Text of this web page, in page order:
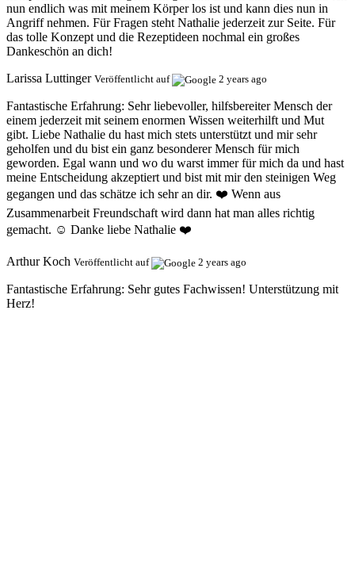
nun endlich was mit meinem Körper los ist und kann dies nun in
Angriff nehmen. Für Fragen steht Nathalie jederzeit zur Seite. Für
das tolle Konzept und die Rezeptideen nochmal ein großes
Dankeschön an dich!
Larissa Luttinger Veröffentlicht auf 2 years ago
Fantastische Erfahrung: Sehr liebevoller, hilfsbereiter Mensch der
einem jederzeit mit seinem enormen Wissen weiterhilft und Mut
gibt. Liebe Nathalie du hast mich stets unterstützt und mir sehr
geholfen und du bist ein ganz besonderer Mensch für mich
geworden. Egal wann und wo du warst immer für mich da und hast
meine Entscheidung akzeptiert und bist mit mir den steinigen Weg
gegangen und das schätze ich sehr an dir. ❤️ Wenn aus
Zusammenarbeit Freundschaft wird dann hat man alles richtig
gemacht. ☺️ Danke liebe Nathalie ❤️
Arthur Koch Veröffentlicht auf 2 years ago
Fantastische Erfahrung: Sehr gutes Fachwissen! Unterstützung mit
Herz!